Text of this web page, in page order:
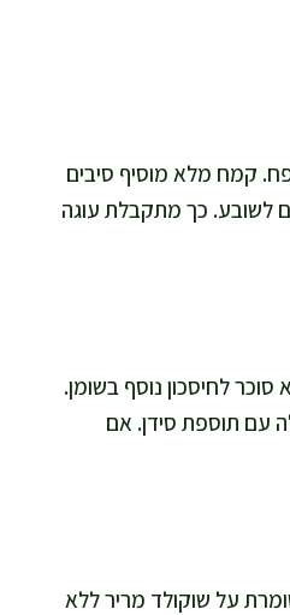
קמח מלא מוסיף סיבים
לשובע. כך מתקבלת עוגה
תפוחים ללא סוכר לחיסכון נוסף בשומן.
עם תוספת סידן. אם
על שוקולד מריר ללא